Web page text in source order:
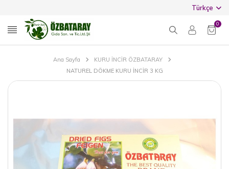
Türkçe
0
Ana Sayfa
KURU İNCİR ÖZBATARAY
NATUREL DÖKME KURU İNCİR 3 KG